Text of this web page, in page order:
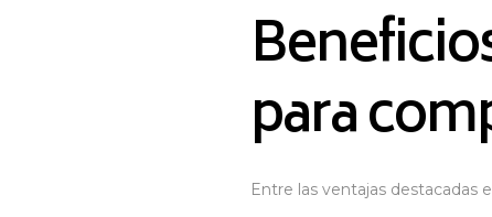
para
Entre las ventajas destacadas